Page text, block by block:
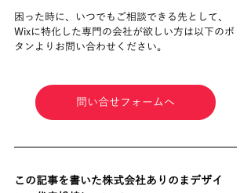
困った時に、いつでもご相談できる先として、
Wixに特化した専門の会社が欲しい方は以下のボ
タンよりお問い合わせください。
問い合せフォームへ
この記事を書いた株式会社ありのまデザイ